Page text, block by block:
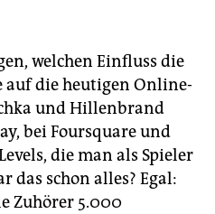
welchen Einfluss die
die heutigen Online-
und Hillenbrand
bei Foursquare und
die man als Spieler
das schon alles? Egal:
Zuhörer 5.000